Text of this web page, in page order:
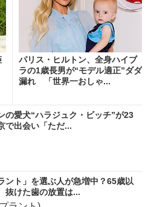
パリス・ヒルトン、全身ハイブ
ラの1歳長男が“モデル適正”ダダ
漏れ 「世界一おしゃ...
の愛犬“ハラジュク・ビッチ”が23
出会い「ただ...
ント」を選ぶ人が急増中？65歳以
抜けた歯の放置は...